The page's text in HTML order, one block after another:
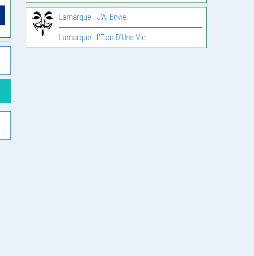
Lamarque : J’Ai Envie.
Lamarque : L’Élan D’Une Vie